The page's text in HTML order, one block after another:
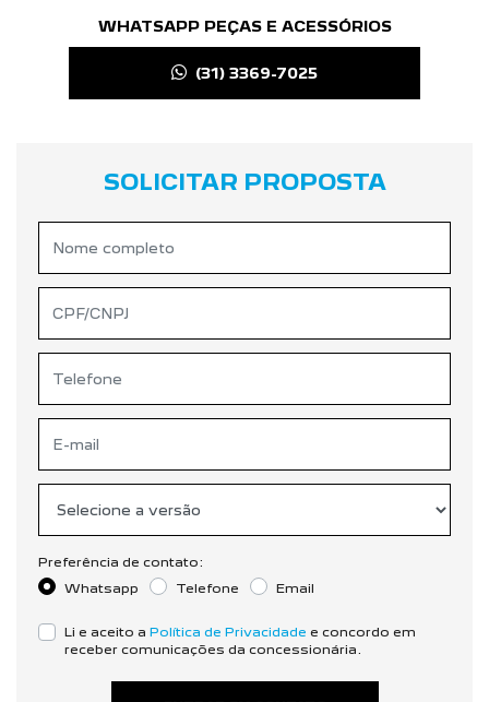
SOLICITAR PROPOSTA
Preferência de contato:
Whatsapp
Telefone Email
Li e aceito a Política de Privacidade e concordo em
receber comunicações da concessionária.
WHATSAPP PEÇAS E ACESSÓRIOS
(31) 3369-7025